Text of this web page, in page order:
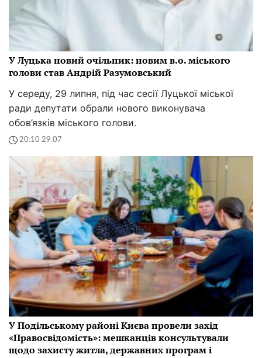
У Луцька новий очільник: новим в.о. міського
голови став Андрій Разумовський
У середу, 29 липня, під час сесії Луцької міської
ради депутати обрали нового виконувача
обов’язків міського голови.
20:10 29.07
У Подільському районі Києва провели захід
«Правосвідомість»: мешканців консультували
щодо захисту житла, державних програм і